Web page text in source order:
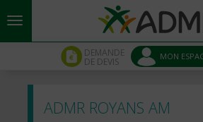
Aller au contenu principal
DEMANDE
DE DEVIS MON
ADMR ROYANS AM
Panneau de gestion des cookies